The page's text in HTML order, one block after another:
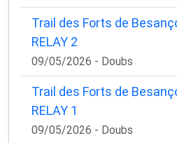
Trail des Forts de
RELAY 2
09/05/2026 - Doubs
Trail des Forts de
RELAY 1
09/05/2026 - Doubs